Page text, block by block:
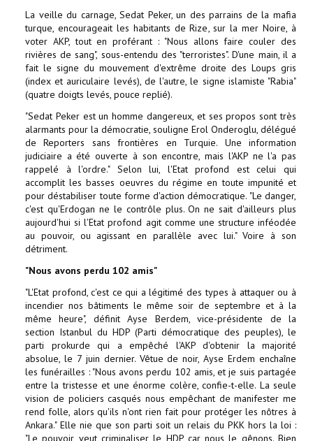
La veille du carnage, Sedat Peker, un des parrains de la mafia
turque, encourageait les habitants de Rize, sur la mer Noire, à
voter AKP, tout en proférant : "Nous allons faire couler des
rivières de sang", sous-entendu des "terroristes". D'une main, il a
fait le signe du mouvement d'extrême droite des Loups gris
(index et auriculaire levés), de l'autre, le signe islamiste "Rabia"
(quatre doigts levés, pouce replié).
"Sedat Peker est un homme dangereux, et ses propos sont très
alarmants pour la démocratie, souligne Erol Onderoglu, délégué
de Reporters sans frontières en Turquie. Une information
judiciaire a été ouverte à son encontre, mais l'AKP ne l'a pas
rappelé à l'ordre." Selon lui, l'Etat profond est celui qui
accomplit les basses oeuvres du régime en toute impunité et
pour déstabiliser toute forme d'action démocratique. "Le danger,
c'est qu'Erdogan ne le contrôle plus. On ne sait d'ailleurs plus
aujourd'hui si l'Etat profond agit comme une structure inféodée
au pouvoir, ou agissant en parallèle avec lui." Voire à son
détriment.
"Nous avons perdu 102 amis"
"L'Etat profond, c'est ce qui a légitimé des types à attaquer ou à
incendier nos bâtiments le même soir de septembre et à la
même heure", définit Ayse Berdem, vice-présidente de la
section Istanbul du HDP (Parti démocratique des peuples), le
parti prokurde qui a empêché l'AKP d'obtenir la majorité
absolue, le 7 juin dernier. Vêtue de noir, Ayse Erdem enchaîne
les funérailles : "Nous avons perdu 102 amis, et je suis partagée
entre la tristesse et une énorme colère, confie-t-elle. La seule
vision de policiers casqués nous empêchant de manifester me
rend folle, alors qu'ils n'ont rien fait pour protéger les nôtres à
Ankara." Elle nie que son parti soit un relais du PKK hors la loi :
"Le pouvoir veut criminaliser le HDP car nous le gênons. Bien